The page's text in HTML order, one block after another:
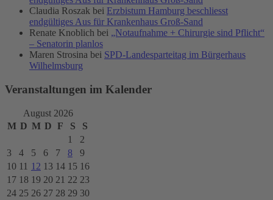
Claudia Roszak bei Erzbistum Hamburg beschliesst
endgültiges Aus für Krankenhaus Groß-Sand
Renate Knoblich bei „Notaufnahme + Chirurgie sind Pflicht“
– Senatorin planlos
Maren Strosina bei SPD-Landesparteitag im Bürgerhaus
Wilhelmsburg
Veranstaltungen im Kalender
August 2026
M D M D F S
S
1
2
3
4 5 6 7 8
9
10 11 12 13 14 15 16
17 18 19 20 21 22 23
24 25 26 27 28 29 30